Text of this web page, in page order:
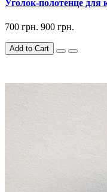
Уголок-полотенце
700 грн. 900 грн.
Add to Cart